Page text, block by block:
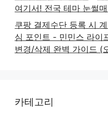
여기서! 전국 테마 눈썰
쿠팡 결제수단 등록 시
심 포인트 - 민민스 라이
변경/삭제 완벽 가이드 (
카테고리